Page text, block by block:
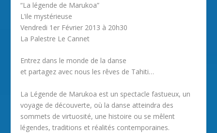
“La légende de Marukoa”
L’ile mystérieuse
Vendredi 1er Février 2013 à 20h30
La Palestre Le Cannet
Entrez dans le monde de la danse
et partagez avec nous les rêves de Tahiti…
La Légende de Marukoa est un spectacle fastueux, un
voyage de découverte, où la danse atteindra des
sommets de virtuosité, une histoire ou se mêlent
légendes, traditions et réalités contemporaines.